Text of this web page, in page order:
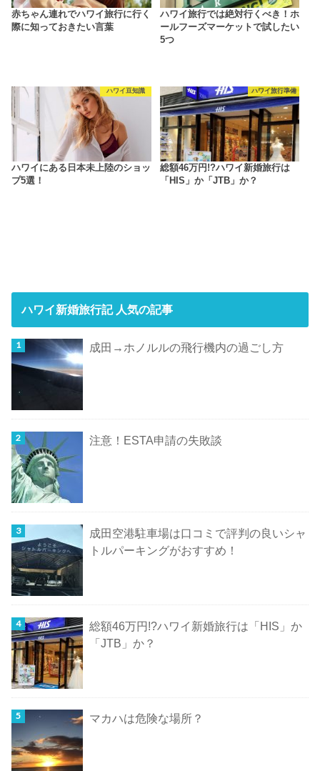
赤ちゃん連れでハワイ旅行に行く
際に知っておきたい言葉
ハワイ旅行では絶対行くべき！ホ
ールフーズマーケットで試したい
5つ
ハワイ豆知識
ハワイにある日本未上陸のショッ
プ5選！
ハワイ旅行準備
総額46万円!?ハワイ新婚旅行は
「HIS」か「JTB」か？
ハワイ新婚旅行記 人気の記事
成田→ホノルルの飛行機内の過ごし方
注意！ESTA申請の失敗談
成田空港駐車場は口コミで評判の良いシャ
トルパーキングがおすすめ！
総額46万円!?ハワイ新婚旅行は「HIS」か
「JTB」か？
マカハは危険な場所？